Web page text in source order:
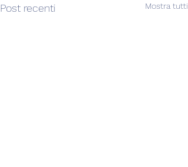
Post recenti Mostra tutti